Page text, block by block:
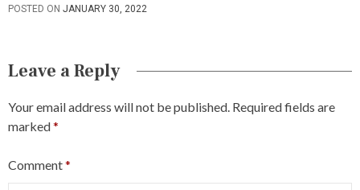
POSTED ON JANUARY 30, 2022
Leave a Reply
Your email address will not be published. Required fields are
marked*
Comment*